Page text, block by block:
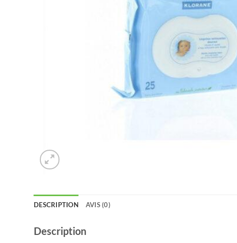
DESCRIPTION AVIS (0)
Description